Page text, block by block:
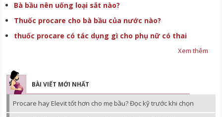
Bà bầu nên uống loại sắt nào?
Thuốc procare cho bà bầu của nước nào?
thuốc procare có tác dụng gì cho phụ nữ có thai
Xem thêm
BÀI VIẾT MỚI NHẤT
Procare hay Elevit tốt hơn cho mẹ bầu? Đọc kỹ trước khi chọn